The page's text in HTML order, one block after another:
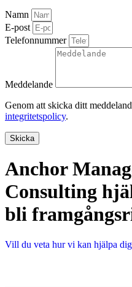
Namn
E-post
Telefonnummer
Meddelande
Genom att skicka ditt
integritetspolicy.
Skicka
Anchor
Consulting
bli
Vill du veta hur vi kan hjälpa